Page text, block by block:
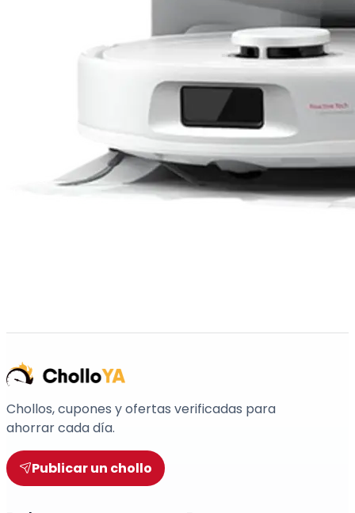
Chollos, cupones y ofertas verificadas para
ahorrar cada día.
Publicar un chollo